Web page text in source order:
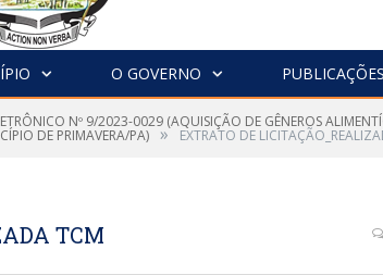
O GOVERNO
Nº 9/2023-0029 (AQUISIÇÃO DE GÊNEROS
DE PRIMAVERA/PA) » EXTRATO DE
TCM